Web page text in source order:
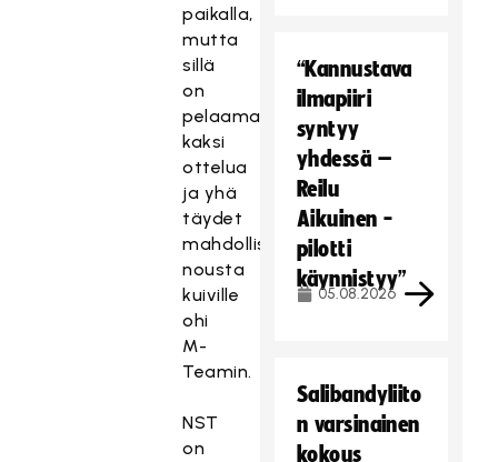
paikalla,
mutta
sillä
on
pelaamatta
kaksi
ottelua
ja yhä
täydet
mahdollisuudet
nousta
kuiville
ohi
M-
Teamin.
NST
on
“Kannustava
ilmapiiri
syntyy
yhdessä –
Reilu
Aikuinen -
pilotti
käynnistyy”
05.08.2026
Salibandyliito
n varsinainen
kokous